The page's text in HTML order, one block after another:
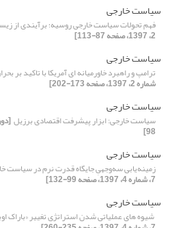
سیاست خارجی
فهم تحولات سیاست خارجی روسیه؛ برآیندی از
2، 1397، صفحه 87-113]
سیاست خارجی
ترامپ و راهبرد خاورمیانه ای آمریکا با تاکید بر
شماره 2، 1397، صفحه 173-202]
سیاست خارجی
سیاست خارجی: ابزار پیشرفت اقتصادی برزیل ‏
98]
سیاست خارجی
زمینه‌یابی سه‌وجهیِ جایگاه قدرت نرم در سیاست خارجی
7، شماره 4، 1397، صفحه 99-132]
سیاست خارجی
شیوه های عملیاتی شدن استراتژی تغییر «باراک